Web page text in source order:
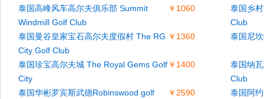
￥1060
泰国高峰风车高尔夫俱乐部 Summit
Windmill Golf Club
泰国乡
Club
￥1360
泰国曼谷皇家宝石高尔夫度假村 The RG
City Golf Club
泰国尼
￥1400
泰国珍宝高尔夫城 The Royal Gems Golf
City
泰国纳
Club
￥2590
泰国华彬罗宾斯武德Robinswood golf
泰国阿